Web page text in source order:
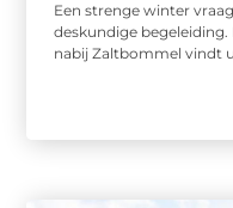
Een strenge winter
deskundige
nabij Zaltbommel vindt